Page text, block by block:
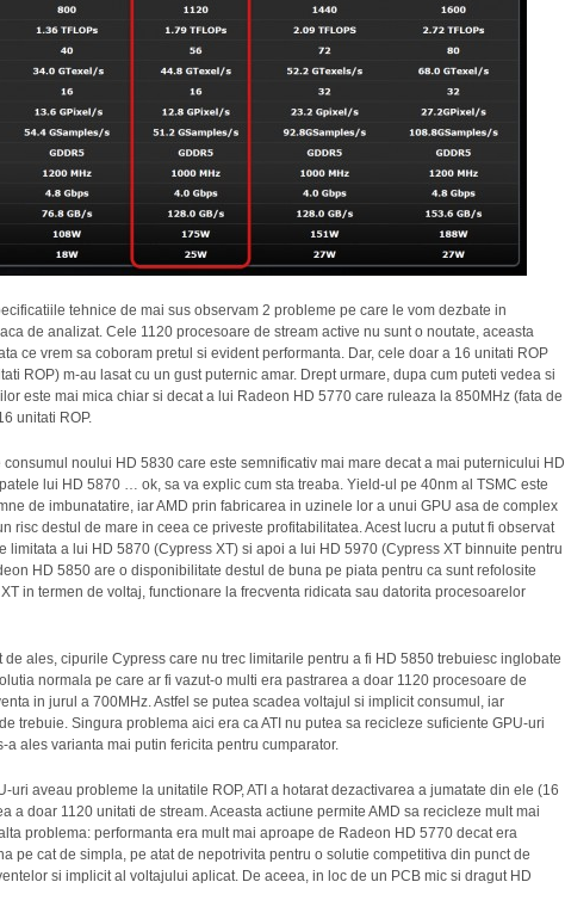
tehnice de mai sus observam 2 probleme pe care le vom dezbate in
de analizat. Cele 1120 procesoare de stream active nu sunt o noutate, aceasta
ce vrem sa coboram pretul si evident performanta. Dar, cele doar a 16 unitati ROP
ROP) m-au lasat cu un gust puternic amar. Drept urmare, dupa cum puteti vedea si
este mai mica chiar si decat a lui Radeon HD 5770 care ruleaza la 850MHz (fata de
unitati ROP.
noului HD 5830 care este semnificativ mai mare decat a mai puternicului HD
lui HD 5870 … ok, sa va explic cum sta treaba. Yield-ul pe 40nm al TSMC este
de imbunatatire, iar AMD prin fabricarea in uzinele lor a unui GPU asa de complex
risc destul de mare in ceea ce priveste profitabilitatea. Acest lucru a putut fi observat
limitata a lui HD 5870 (Cypress XT) si apoi a lui HD 5970 (Cypress XT binnuite pentru
HD 5850 are o disponibilitate destul de buna pe piata pentru ca sunt refolosite
in termen de voltaj, functionare la frecventa ridicata sau datorita procesoarelor
de ales, cipurile Cypress care nu trec limitarile pentru a fi HD 5850 trebuiesc inglobate
normala pe care ar fi vazut-o multi era pastrarea a doar 1120 procesoare de
in jurul a 700MHz. Astfel se putea scadea voltajul si implicit consumul, iar
trebuie. Singura problema aici era ca ATI nu putea sa recicleze suficiente GPU-uri
a ales varianta mai putin fericita pentru cumparator.
uri aveau probleme la unitatile ROP, ATI a hotarat dezactivarea a jumatate din ele (16
a doar 1120 unitati de stream. Aceasta actiune permite AMD sa recicleze mult mai
problema: performanta era mult mai aproape de Radeon HD 5770 decat era
pe cat de simpla, pe atat de nepotrivita pentru o solutie competitiva din punct de
si implicit al voltajului aplicat. De aceea, in loc de un PCB mic si dragut HD